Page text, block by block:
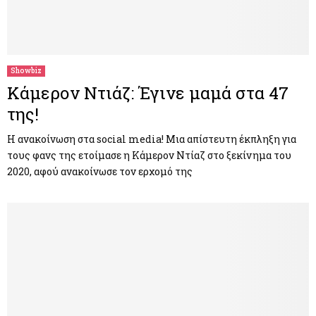
Showbiz
Κάμερον Ντιάζ: Έγινε μαμά στα 47
της!
Η ανακοίνωση στα social media! Μια απίστευτη έκπληξη για
τους φανς της ετοίμασε η Κάμερον Ντίαζ στο ξεκίνημα του
2020, αφού ανακοίνωσε τον ερχομό της